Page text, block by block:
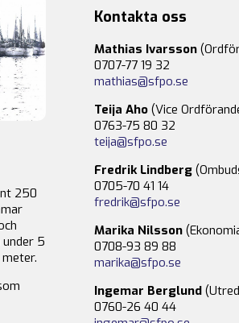
250
5
Kontakta oss
Mathias Ivarsson
0707-77 19 32
mathias@sfpo.se
Teija Aho (Vice
0763-75 80 32
teija@sfpo.se
Fredrik Lindberg
0705-70 41 14
fredrik@sfpo.se
Marika Nilsson
0708-93 89 88
marika@sfpo.se
Ingemar Berglund
0760-26 40 44